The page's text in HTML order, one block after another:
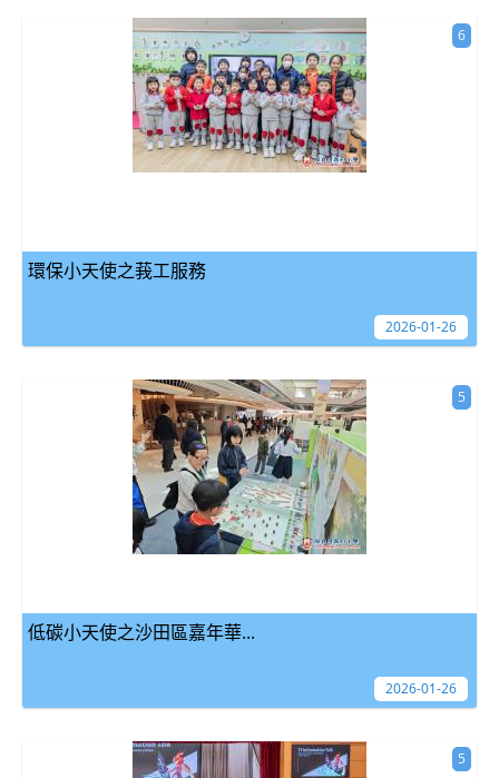
環保小天使之莪工服務
6
2026-01-26
低碳小天使之沙田區嘉年華...
5
2026-01-26
5